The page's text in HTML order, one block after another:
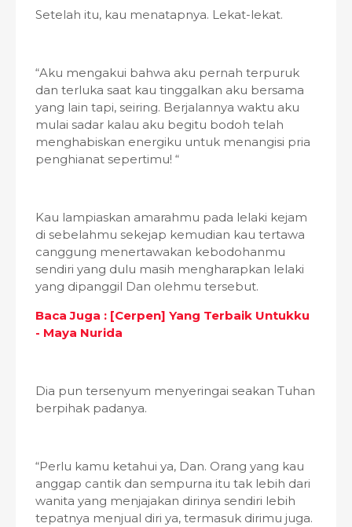
Setelah itu, kau menatapnya. Lekat-lekat.
“Aku mengakui bahwa aku pernah terpuruk
dan terluka saat kau tinggalkan aku bersama
yang lain tapi, seiring. Berjalannya waktu aku
mulai sadar kalau aku begitu bodoh telah
menghabiskan energiku untuk menangisi pria
penghianat sepertimu! “
Kau lampiaskan amarahmu pada lelaki kejam
di sebelahmu sekejap kemudian kau tertawa
canggung menertawakan kebodohanmu
sendiri yang dulu masih mengharapkan lelaki
yang dipanggil Dan olehmu tersebut.
Baca Juga : [Cerpen] Yang Terbaik Untukku
- Maya Nurida
Dia pun tersenyum menyeringai seakan Tuhan
berpihak padanya.
“Perlu kamu ketahui ya, Dan. Orang yang kau
anggap cantik dan sempurna itu tak lebih dari
wanita yang menjajakan dirinya sendiri lebih
tepatnya menjual diri ya, termasuk dirimu juga.